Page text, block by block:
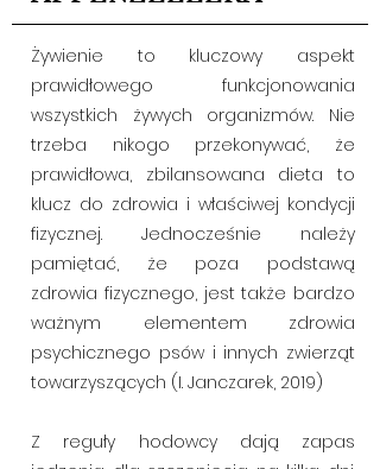
Żywienie to kluczowy aspekt
prawidłowego funkcjonowania
wszystkich żywych organizmów. Nie
trzeba nikogo przekonywać, że
prawidłowa, zbilansowana dieta to
klucz do zdrowia i właściwej kondycji
fizycznej. Jednocześnie należy
pamiętać, że poza podstawą
zdrowia fizycznego, jest także bardzo
ważnym elementem zdrowia
psychicznego psów i innych zwierząt
towarzyszących (I. Janczarek, 2019)
Z reguły hodowcy dają zapas